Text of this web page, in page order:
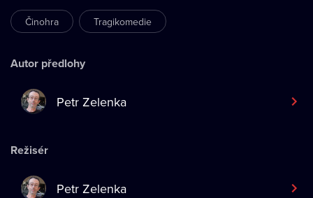
Činohra Tragikomedie
Autor předlohy
Petr Zelenka
Režisér
Petr Zelenka